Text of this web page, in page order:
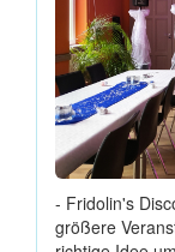
- Fridolin's
größere